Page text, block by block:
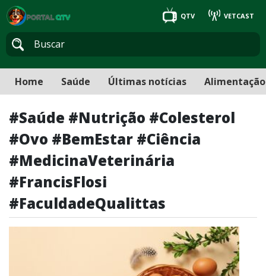
QTV VETCAST
Home Saúde Últimas notícias Alimentação
#Saúde #Nutrição #Colesterol
#Ovo #BemEstar #Ciência
#MedicinaVeterinária
#FrancisFlosi
#FaculdadeQualittas